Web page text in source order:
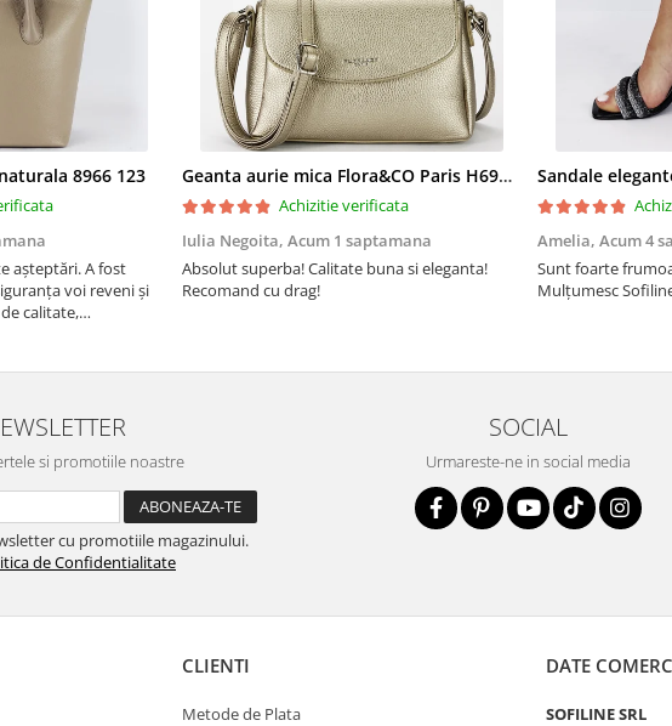
8966 123
așteptări. A fost
voi reveni și
calitate,
Geanta aurie mica Flora&CO Paris H6930 16
Achizitie verificata
Iulia Negoita, Acum 1 saptamana
Absolut superba! Calitate buna si eleganta!
Recomand cu drag!
Amelia, Acum 4
Sunt foarte
Mulţumesc
si promotiile noastre
cu promotiile magazinului.
de Confidentialitate
SOCIAL
Urmareste-ne in social media
CLIENTI
Metode de Plata
DATE
SOFILINE SRL